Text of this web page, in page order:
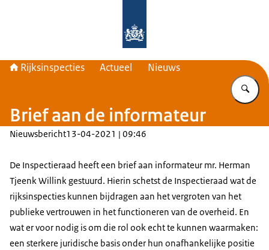
Rijksinspecties Actueel Nieuws
Brief aan de informateur
Nieuwsbericht13-04-2021 | 09:46
De Inspectieraad heeft een brief aan informateur mr. Herman
Tjeenk Willink gestuurd. Hierin schetst de Inspectieraad wat de
rijksinspecties kunnen bijdragen aan het vergroten van het
publieke vertrouwen in het functioneren van de overheid. En
wat er voor nodig is om die rol ook echt te kunnen waarmaken:
een sterkere juridische basis onder hun onafhankelijke positie